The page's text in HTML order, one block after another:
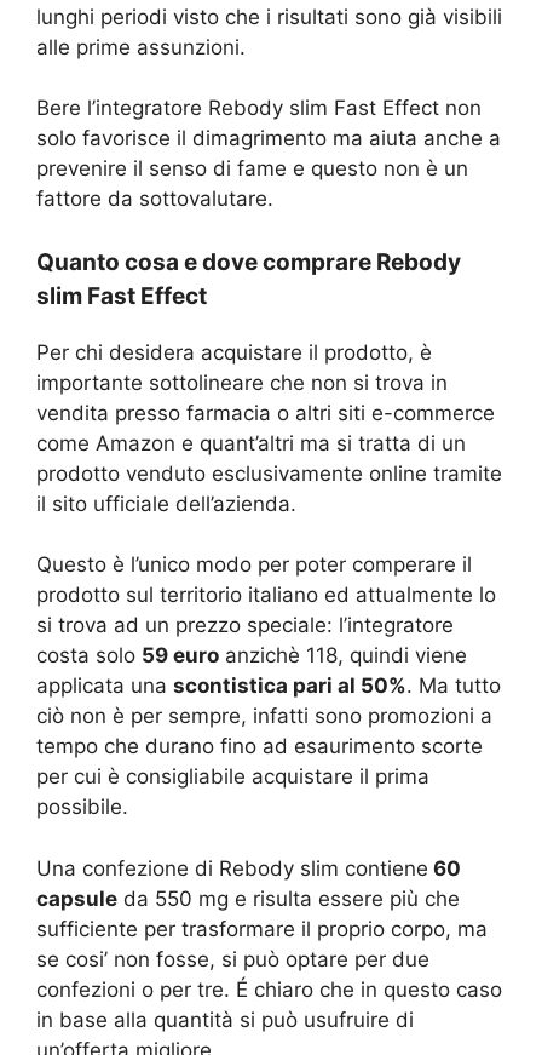
lunghi periodi visto che i risultati sono già visibili
alle prime assunzioni.
Bere l’integratore Rebody slim Fast Effect non
solo favorisce il dimagrimento ma aiuta anche a
prevenire il senso di fame e questo non è un
fattore da sottovalutare.
Quanto cosa e dove comprare Rebody
slim Fast Effect
Per chi desidera acquistare il prodotto, è
importante sottolineare che non si trova in
vendita presso farmacia o altri siti e-commerce
come Amazon e quant’altri ma si tratta di un
prodotto venduto esclusivamente online tramite
il sito ufficiale dell’azienda.
Questo è l’unico modo per poter comperare il
prodotto sul territorio italiano ed attualmente lo
si trova ad un prezzo speciale: l’integratore
costa solo 59 euro anzichè 118, quindi viene
applicata una scontistica pari al 50%. Ma tutto
ciò non è per sempre, infatti sono promozioni a
tempo che durano fino ad esaurimento scorte
per cui è consigliabile acquistare il prima
possibile.
Una confezione di Rebody slim contiene 60
capsule da 550 mg e risulta essere più che
sufficiente per trasformare il proprio corpo, ma
se cosi’ non fosse, si può optare per due
confezioni o per tre. É chiaro che in questo caso
in base alla quantità si può usufruire di
un’offerta migliore.